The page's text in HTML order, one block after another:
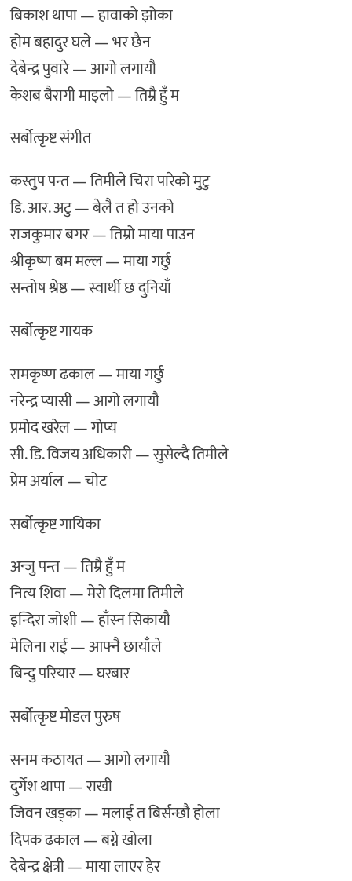
बिकाश थापा — हावाको झोका
होम बहादुर घले — भर छैन
देबेन्द्र पुवारे — आगो लगायौ
केशब बैरागी माइलो — तिम्रै हुँ म
सर्बोत्कृष्ट संगीत
कस्तुप पन्त — तिमीले चिरा पारेको मुटु
डि. आर. अटु — बेलै त हो उनको
राजकुमार बगर — तिम्रो माया पाउन
श्रीकृष्ण बम मल्ल — माया गर्छु
सन्तोष श्रेष्ठ — स्वार्थी छ दुनियाँ
सर्बोत्कृष्ट गायक
रामकृष्ण ढकाल — माया गर्छु
नरेन्द्र प्यासी — आगो लगायौ
प्रमोद खरेल — गोप्य
सी. डि. विजय अधिकारी — सुसेल्दै तिमीले
प्रेम अर्याल — चोट
सर्बोत्कृष्ट गायिका
अन्जु पन्त — तिम्रै हुँ म
नित्य शिवा — मेरो दिलमा तिमीले
इन्दिरा जोशी — हाँस्न सिकायौ
मेलिना राई — आफ्नै छायाँले
बिन्दु परियार — घरबार
सर्बोत्कृष्ट मोडल पुरुष
सनम कठायत — आगो लगायौ
दुर्गेश थापा — राखी
जिवन खड्का — मलाई त बिर्सन्छौ होला
दिपक ढकाल — बग्ने खोला
देबेन्द्र क्षेत्री — माया लाएर हेर